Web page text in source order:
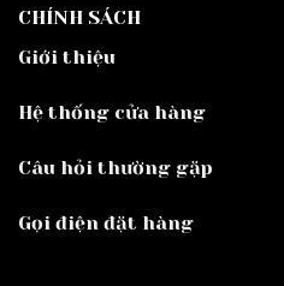
CHÍNH SÁCH
Giới thiệu
Hệ thống cửa hàng
Câu hỏi thường gặp
Gọi điện đặt hàng